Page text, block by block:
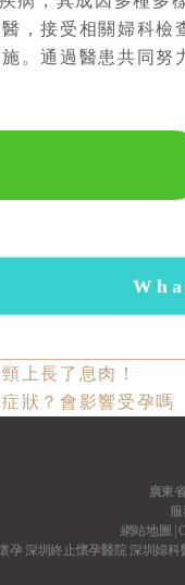
，接受相關婦科
。通過醫患共同
上長了息肉！
狀？會影響受孕嗎
廣東
服
網站地圖 |
孕深圳終止懷孕醫院 深圳婦科